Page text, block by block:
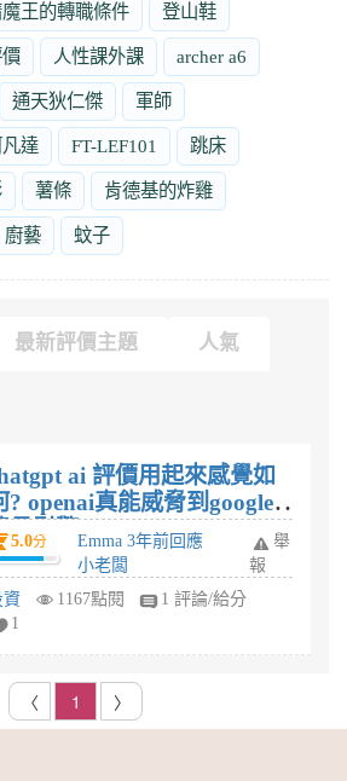
王的轉職條件 登山鞋
人性課外課 archer a6
通天狄仁傑 軍師
凡達 FT-LEF101 跳床
薯條 肯德基的炸雞
廚藝 蚊子
最新評價主題 人氣
ai 評價用起來感覺如
? openai真能威脅到google
尋引擎?
5.0分
Emma 3年前回應
小老闆
舉
報
資
1167點閱
1 評論/給分
1
〈 1 〉